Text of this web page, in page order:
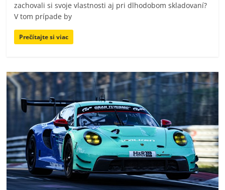
zachovali si svoje vlastnosti aj pri dlhodobom skladovaní?
V tom prípade by
Prečítajte si viac